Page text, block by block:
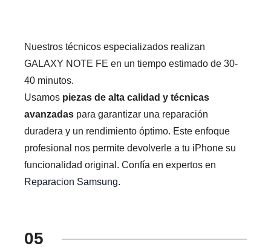
Nuestros técnicos especializados realizan
GALAXY NOTE FE en un tiempo estimado de 30-
40 minutos.
Usamos piezas de alta calidad y técnicas
avanzadas para garantizar una reparación
duradera y un rendimiento óptimo. Este enfoque
profesional nos permite devolverle a tu iPhone su
funcionalidad original. Confía en expertos en
Reparacion Samsung.
05